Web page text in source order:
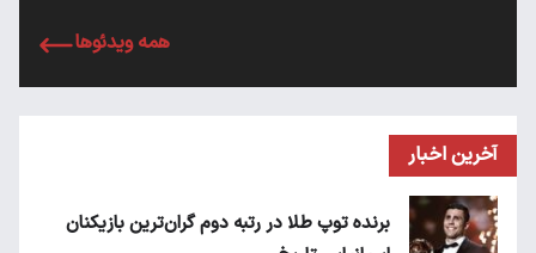
همه ویدئوها
آخرین اخبار
برنده توپ طلا در رتبه دوم گران‌ترین بازیکنان